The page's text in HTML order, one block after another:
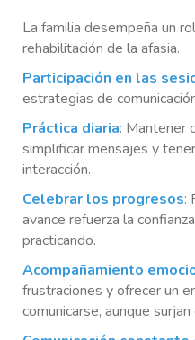
La familia desempeña un
rehabilitación de la afasia.
Participación en las
estrategias de
Práctica diaria: Mantener
simplificar mensajes y
interacción.
Celebrar los progresos:
avance refuerza la
practicando.
Acompañamiento
frustraciones y ofrecer un
comunicarse, aunque